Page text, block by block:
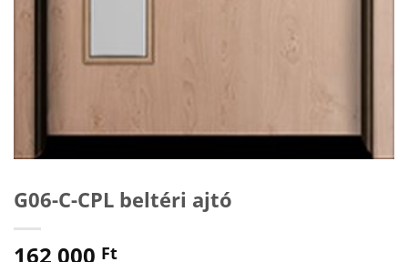
G06-C-CPL beltéri ajtó
162 000 Ft